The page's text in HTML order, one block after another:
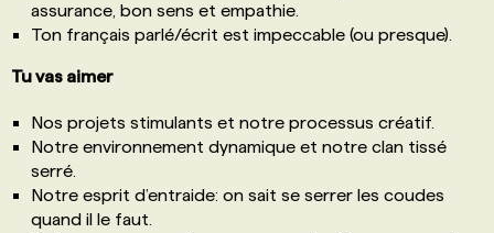
assurance, bon sens et empathie.
Ton français parlé/écrit est impeccable (ou presque).
Tu vas aimer
Nos projets stimulants et notre processus créatif.
Notre environnement dynamique et notre clan tissé
serré.
Notre esprit d’entraide: on sait se serrer les coudes
quand il le faut.